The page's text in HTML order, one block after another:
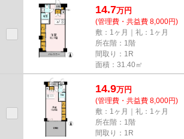
14.7万円
(管理費・共益費 8,000円)
敷：1ヶ月｜礼：1ヶ月
所在階：1階
間取り：1R
面積：31.40㎡
14.9万円
(管理費・共益費 8,000円)
敷：1ヶ月｜礼：1ヶ月
所在階：1階
間取り：1R